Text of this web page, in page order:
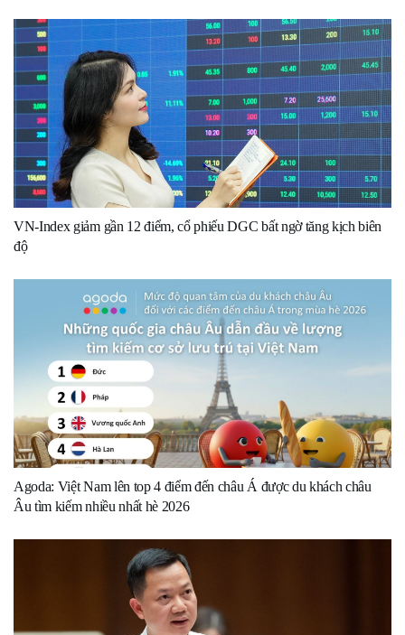
VN-Index giảm gần 12 điểm, cổ phiếu DGC bất ngờ tăng kịch biên
độ
Agoda: Việt Nam lên top 4 điểm đến châu Á được du khách châu
Âu tìm kiếm nhiều nhất hè 2026